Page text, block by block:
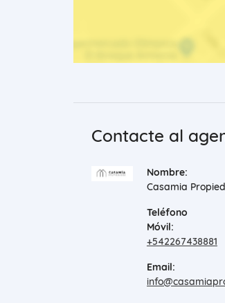
Contacte al
Nombre:
Casamia
Teléfono
Móvil:
+542267438881
Email: